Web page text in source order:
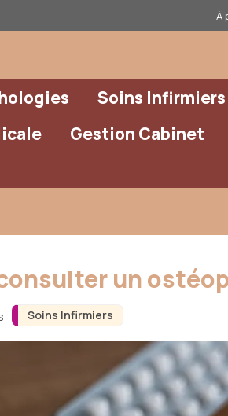
À
Soins Infirmiers
Gestion Cabinet
Soins Infirmiers
un